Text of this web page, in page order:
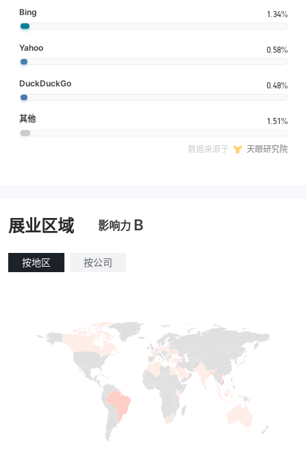
Bing 1.34%
Yahoo 0.58%
DuckDuckGo 0.48%
其他 1.51%
数据来源于 天眼研究院
展业区域 影响力 B
按地区 按公司